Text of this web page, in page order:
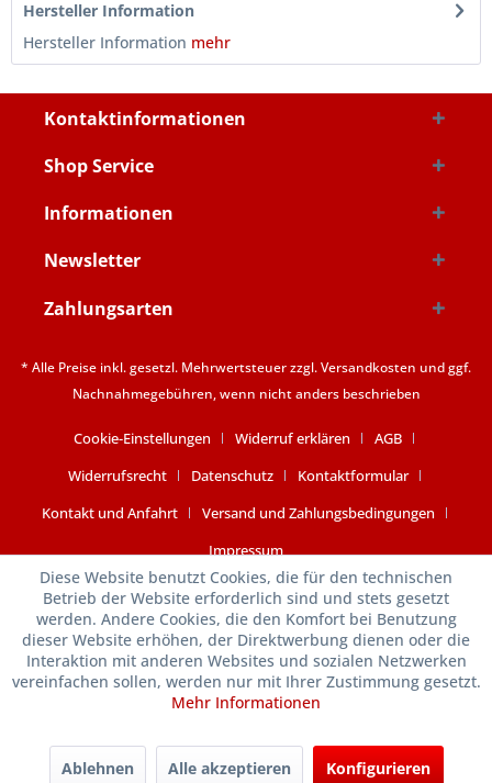
Hersteller Information
Hersteller Information mehr
Kontaktinformationen
Shop Service
Informationen
Newsletter
Zahlungsarten
* Alle Preise inkl. gesetzl. Mehrwertsteuer zzgl.Versandkosten und ggf.
Nachnahmegebühren, wenn nicht anders beschrieben
Cookie-Einstellungen Widerruf erklären
AGB
Widerrufsrecht
Datenschutz
Kontaktformular
Kontakt und Anfahrt
Versand und Zahlungsbedingungen
Impressum
Diese Website benutzt Cookies, die für den technischen
Betrieb der Website erforderlich sind und stets gesetzt
werden. Andere Cookies, die den Komfort bei Benutzung
dieser Website erhöhen, der Direktwerbung dienen oder die
Interaktion mit anderen Websites und sozialen Netzwerken
vereinfachen sollen, werden nur mit Ihrer Zustimmung gesetzt.
Mehr Informationen
Ablehnen Alle akzeptieren Konfigurieren